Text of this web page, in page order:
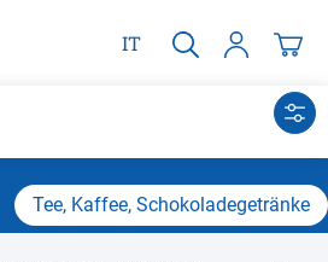
IT
Tee, Kaffee, Schokoladegetränke